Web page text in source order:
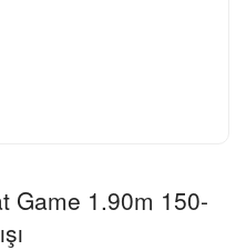
Game 1.90m 150-